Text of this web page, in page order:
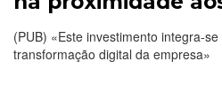
(PUB) «Este investimento integra-
transformação digital da empresa»